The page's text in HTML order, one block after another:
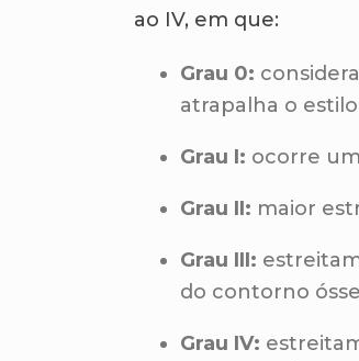
ao IV, em que:
Grau 0:
atrapalha o
Grau I: ocorre
Grau II: maior
Grau III:
do contorno
Grau IV: